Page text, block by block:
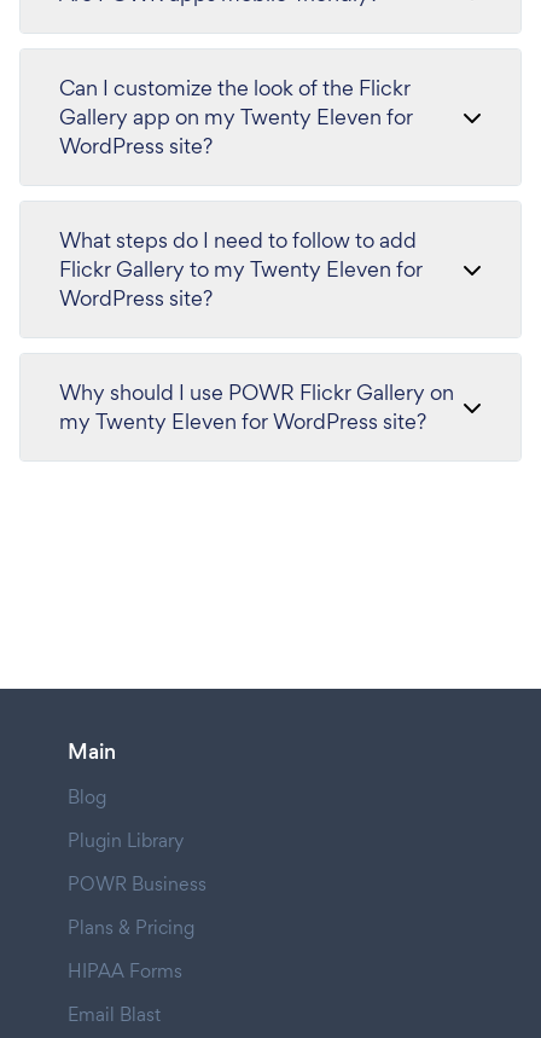
Can I customize the look of the Flickr
Gallery app on my Twenty Eleven for
WordPress site?
What steps do I need to follow to add
Flickr Gallery to my Twenty Eleven for
WordPress site?
Why should I use POWR Flickr Gallery on
my Twenty Eleven for WordPress site?
Main
Blog
Plugin Library
POWR Business
Plans & Pricing
HIPAA Forms
Email Blast